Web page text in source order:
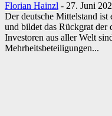
Florian Hainzl - 27. Juni
Der deutsche Mittelstand ist
und bildet das Rückgrat der
Investoren aus aller Welt
Mehrheitsbeteiligungen...